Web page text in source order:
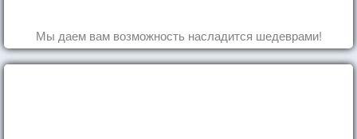
Мы даем вам возможность насладится шедеврами!